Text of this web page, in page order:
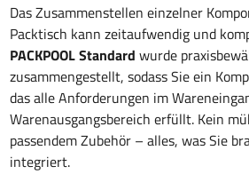
Das Zusammenstellen einzelner
Packtisch kann zeitaufwendig und
PACKPOOL Standard wurde
zusammengestellt, sodass Sie ein
das alle Anforderungen im
Warenausgangsbereich erfüllt. Kein
passendem Zubehör – alles, was Sie
integriert.